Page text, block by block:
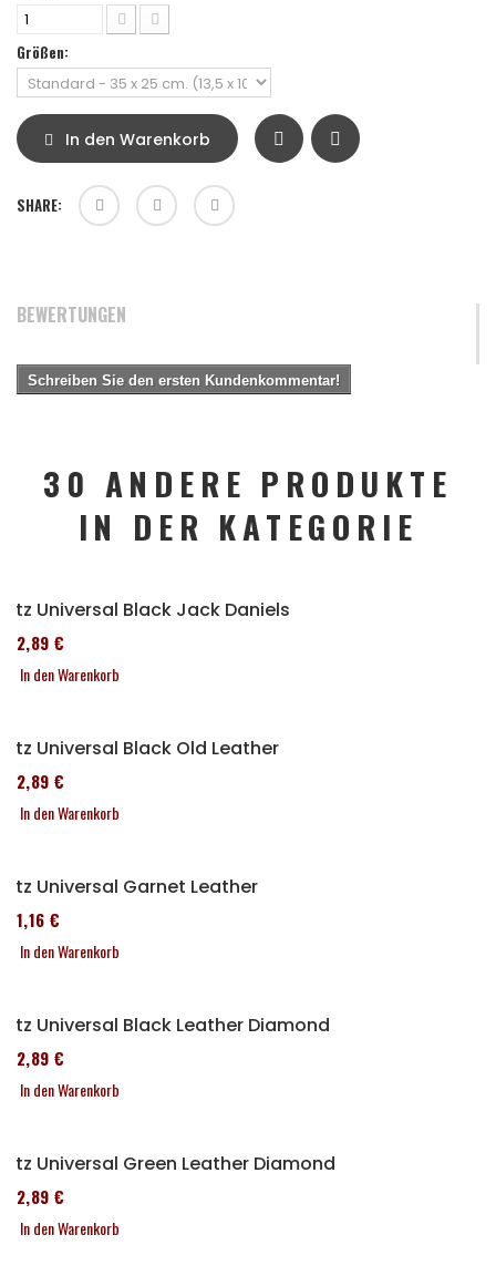
Größen:
In den Warenkorb
SHARE:
BEWERTUNGEN
Schreiben Sie den ersten Kundenkommentar!
30 ANDERE PRODUKTE
IN DER KATEGORIE
Sitz Universal Black Jack Daniels
152,89 €
In den Warenkorb
Sitz Universal Black Old Leather
152,89 €
In den Warenkorb
Sitz Universal Garnet Leather
161,16 €
In den Warenkorb
Sitz Universal Black Leather Diamond
152,89 €
In den Warenkorb
Sitz Universal Green Leather Diamond
152,89 €
In den Warenkorb